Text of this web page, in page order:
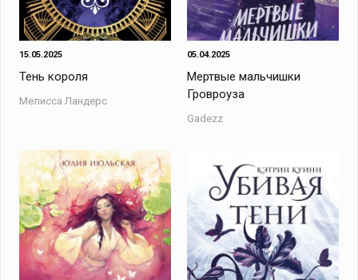
15.05.2025
Тень короля
Мелисса Ландерс
05.04.2025
Мертвые мальчишки
Гровроуза
Gadezz